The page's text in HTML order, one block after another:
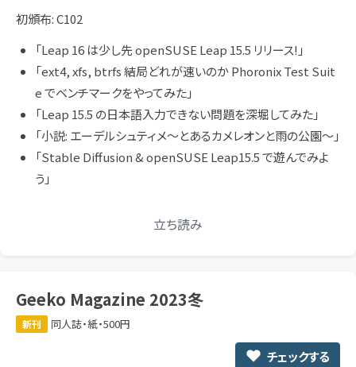
初頒布: C102
「Leap 16 は少し先 openSUSE Leap 15.5 リリース!」
「ext4, xfs, btrfs 結局どれが速いのか Phoronix Test Suit
e でベンチマークをやってみた」
「Leap 15.5 の日本語入力できない問題を深堀してみた」
「小説: エーデルシュティメ〜とあるカメレオンと雨の公園〜」
「Stable Diffusion & openSUSE Leap15.5 で遊んでみよ
う」
立ち読み
Geeko Magazine 2023冬
新刊 同人誌・紙・500円
チェックする